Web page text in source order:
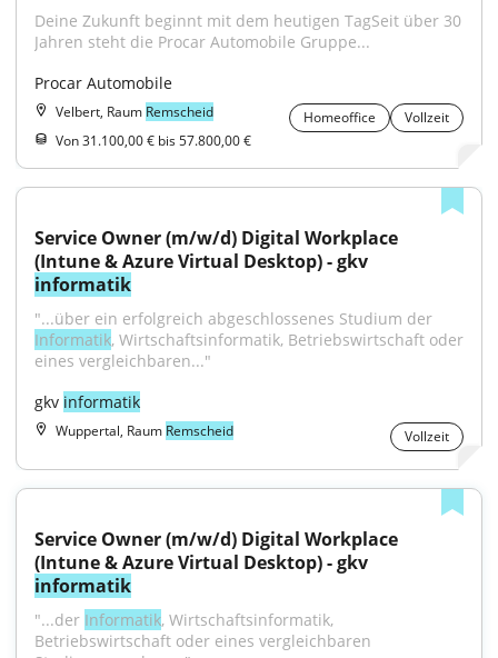
Deine Zukunft beginnt mit dem heutigen TagSeit über 30
Jahren steht die Procar Automobile Gruppe...
Procar Automobile
Velbert, Raum Remscheid Homeoffice
Vollzeit
Von 31.100,00 € bis 57.800,00 €
Service Owner (m/w/d) Digital Workplace
informatik
Informatik, Wirtschaftsinformatik, Betriebswirtschaft oder
eines vergleichbaren..."
gkv informatik
Wuppertal, Raum Remscheid Vollzeit
Service Owner (m/w/d) Digital Workplace
informatik
"...der Informatik, Wirtschaftsinformatik,
Betriebswirtschaft oder eines vergleichbaren